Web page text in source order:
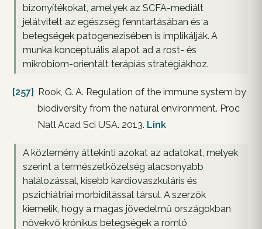
bizonyítékokat, amelyek az SCFA-mediált
jelátvitelt az egészség fenntartásában és a
betegségek patogenezisében is implikálják. A
munka konceptuális alapot ad a rost- és
mikrobiom-orientált terápiás stratégiákhoz.
[257] Rook, G. A. Regulation of the immune system by
biodiversity from the natural environment. Proc
Natl Acad Sci USA. 2013. Link
A közlemény áttekinti azokat az adatokat, melyek
szerint a természetközelség alacsonyabb
halálozással, kisebb kardiovaszkuláris és
pszichiátriai morbiditással társul. A szerzők
kiemelik, hogy a magas jövedelmű országokban
növekvő krónikus betegségek a romló